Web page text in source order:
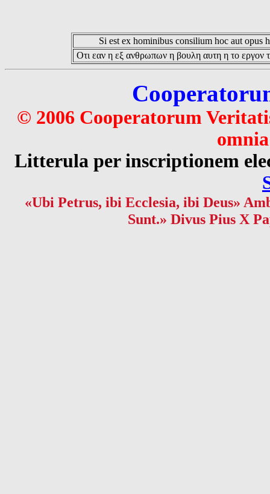
Si est ex hominibus consilium hoc aut opus
Οτι εαν η εξ ανθρωπων η βουλη αυτη η το εργον
© 2006 Cooperatorum
Litterula per inscriptionem
«Ubi Petrus, ibi Ecclesia, ibi Deus»
Sunt.» Divus Pius X